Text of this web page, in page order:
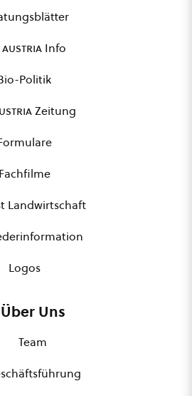
austria Info
Politik
Zeitung
Fachfilme
Landwirtschaft
Logos
Über Uns
Team